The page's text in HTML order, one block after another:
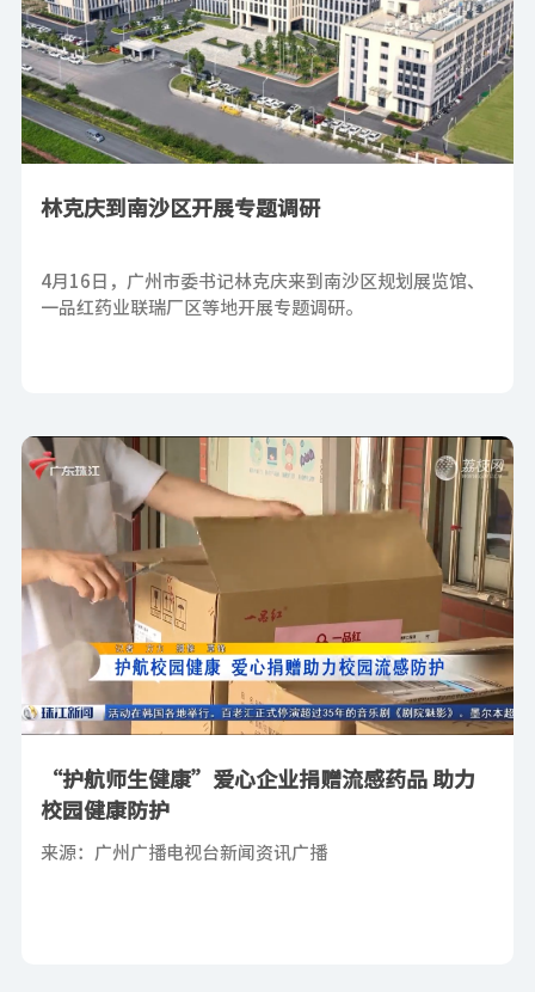
林克庆到南沙区开展专题调研
4月16日，广州市委书记林克庆来到南沙区规划展览馆、
一品红药业联瑞厂区等地开展专题调研。
“护航师生健康”爱心企业捐赠流感药品 助力
校园健康防护
来源：广州广播电视台新闻资讯广播